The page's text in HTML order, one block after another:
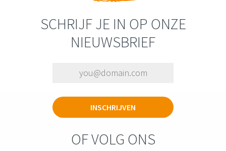
SCHRIJF JE IN OP ONZE
NIEUWSBRIEF
OF VOLG ONS